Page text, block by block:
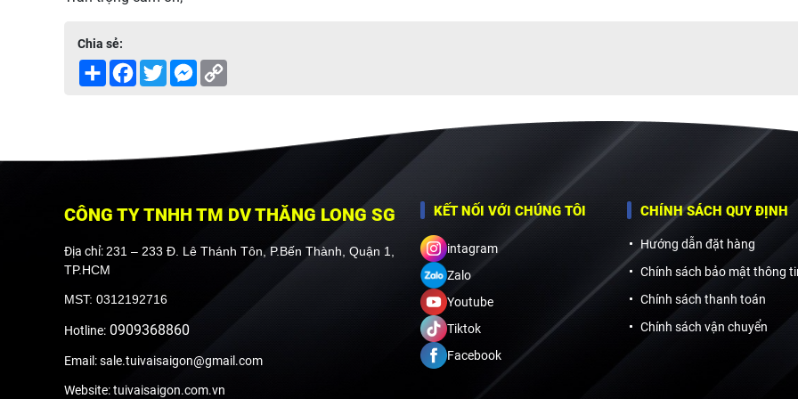
Chia sẻ:
Share Facebook
TwitterMessenger
CÔNG TY TNHH TM DV THĂNG LONG SG
Địa chỉ: 231 – 233 Đ. Lê Thánh Tôn, P.Bến Thành, Quận 1,
TP.HCM
MST: 0312192716
Hotline: 0909368860
Email: sale.tuivaisaigon@gmail.com
Website: tuivaisaigon.com.vn
KẾT NỐI VỚI CHÚNG TÔI
intagram
Zalo
Youtube
Tiktok
Facebook
CHÍNH SÁCH QUY ĐỊNH
Hướng dẫn đặt hàng
Chính sách bảo mật thông
Chính sách thanh toán
Chính sách vận chuyển